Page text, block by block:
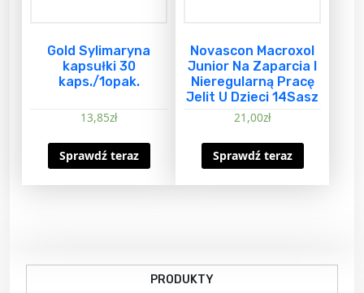
Gold Sylimaryna
kapsułki 30
kaps./1opak.
13,85zł
Sprawdź teraz
Novascon Macroxol
Junior Na Zaparcia I
Nieregularną Pracę
Jelit U Dzieci 14Sasz
21,00zł
Sprawdź teraz
PRODUKTY